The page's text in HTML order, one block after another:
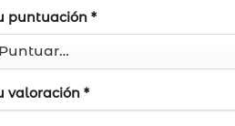
puntuación *
valoración *